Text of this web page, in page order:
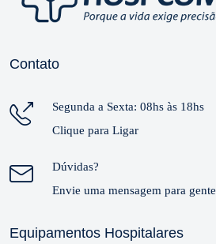
Contato
Segunda a Sexta: 08hs às 18hs
Clique para Ligar
Dúvidas?
Envie uma mensagem para gente
Equipamentos Hospitalares